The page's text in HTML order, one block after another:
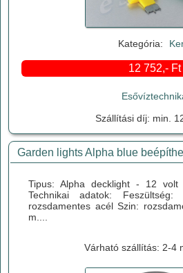
Kategória:
12 752,- Ft
Szállítási díj: min.
Garden lights Alpha blue
Tipus: Alpha decklight - 12
Technikai adatok:
rozsdamentes acél Szin:
m....
Várható szállítás: 2-4